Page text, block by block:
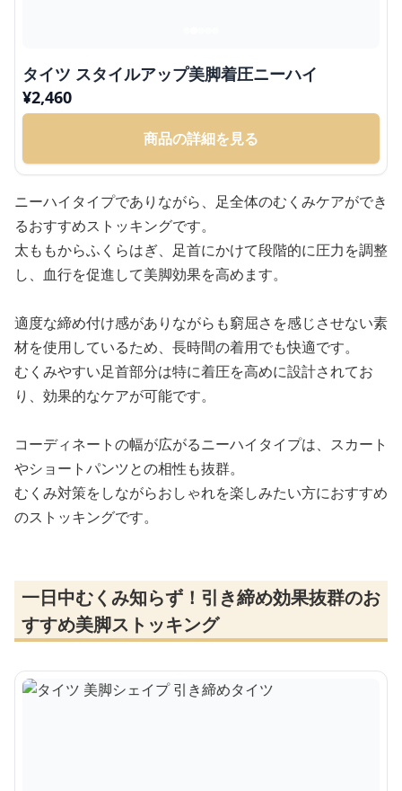
タイツ スタイルアップ美脚着圧ニーハイ
¥2,460
商品の詳細を見る
ニーハイタイプでありながら、足全体のむくみケアができ
るおすすめストッキングです。
太ももからふくらはぎ、足首にかけて段階的に圧力を調整
し、血行を促進して美脚効果を高めます。
適度な締め付け感がありながらも窮屈さを感じさせない素
材を使用しているため、長時間の着用でも快適です。
むくみやすい足首部分は特に着圧を高めに設計されてお
り、効果的なケアが可能です。
コーディネートの幅が広がるニーハイタイプは、スカート
やショートパンツとの相性も抜群。
むくみ対策をしながらおしゃれを楽しみたい方におすすめ
のストッキングです。
一日中むくみ知らず！引き締め効果抜群のお
すすめ美脚ストッキング